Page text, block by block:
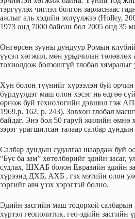
тэргүүлэх чиглэл болгон зарласнаас
ажлыг аль хэдийн эхлүүлжээ (Holley,
1973 онд 7000 байсан бол 2005 онд 35
Өнгөрсөн зууны дундуур Ромын
үүсэл хөгжил, мөн урьдчилан төлөвлөх
тохиолдож болзошгүй глобал хямралыг
Хүн болон түүнийг хүрээлэн буй
бүрдүүлдэг маш олон хэсэг нь өдгөө
өрнөж буй технологийн дэвшил гэж
1969.р. 162. р. 243). Зөвхөн глобал
байдаг. Энэ бол 50 гаруй жилийн өмнө
зэрэг урагшилсан талаар салбар
Салбар дундын судалгаа шаардаж буй
“Бүс ба зам” хөтөлбөрийг эдийн засаг,
судлах, ШХАБ болон Евразийн эдийн
хүрээнд ДХБ, АХБ , гэх мэтийн олон
зэргийг авч үзэх хэрэгтэй болно.
Эдийн засгийн маш тодорхой салбарын
хүртэл геополитик, гео-эдийн засгийн